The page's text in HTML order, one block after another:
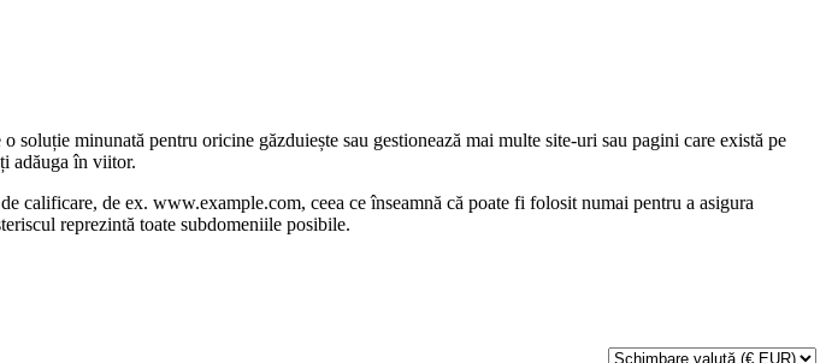
minunată pentru oricine găzduiește sau gestionează mai multe site-uri sau pagini care există pe
adăuga în viitor.
calificare, de ex. www.example.com, ceea ce înseamnă că poate fi folosit numai pentru a asigura
reprezintă toate subdomeniile posibile.